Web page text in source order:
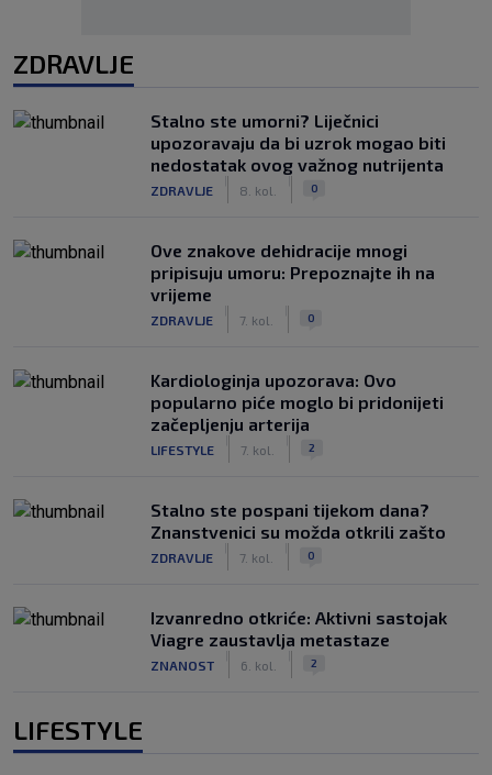
ZDRAVLJE
Stalno ste umorni? Liječnici
upozoravaju da bi uzrok mogao biti
nedostatak ovog važnog nutrijenta
ZDRAVLJE 8. kol. 0
Ove znakove dehidracije mnogi
pripisuju umoru: Prepoznajte ih na
vrijeme
ZDRAVLJE 7. kol. 0
Kardiologinja upozorava: Ovo
popularno piće moglo bi pridonijeti
začepljenju arterija
LIFESTYLE 7. kol. 2
Stalno ste pospani tijekom dana?
Znanstvenici su možda otkrili zašto
ZDRAVLJE 7. kol. 0
Izvanredno otkriće: Aktivni sastojak
Viagre zaustavlja metastaze
ZNANOST 6. kol. 2
LIFESTYLE